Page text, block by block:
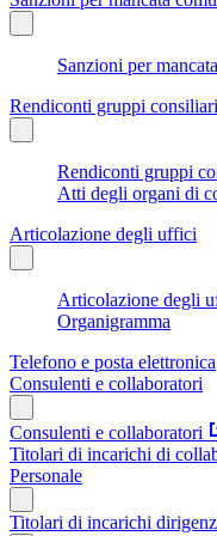
Sanzioni per
Rendiconti gruppi
Rendiconti gruppi
Atti degli organi di
Articolazione degli uffici
Articolazione degli
Organigramma
Telefono e posta elettronica
Consulenti e collaboratori
Consulenti e collaboratori
Titolari di incarichi di
Personale
Titolari di incarichi